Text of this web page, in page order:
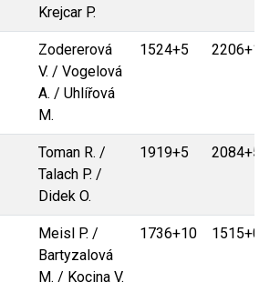
Krejcar P.
Zodererová
V. / Vogelová
A. / Uhlířová
M.
1524+5 2206+10
Toman R. /
Talach P. /
Didek O.
1919+5 2084+5
Meisl P. /
Bartyzalová
M. / Kocina V.
1736+10 1515+0